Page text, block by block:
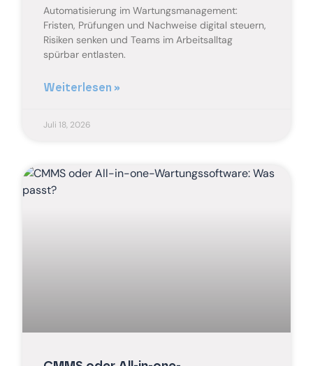
Automatisierung im Wartungsmanagement:
Fristen, Prüfungen und Nachweise digital steuern,
Risiken senken und Teams im Arbeitsalltag
spürbar entlasten.
Weiterlesen »
Juli 18, 2026